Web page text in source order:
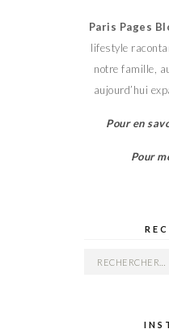
Paris Pages
lifestyle
notre famille,
aujourd’hui
Pour en
Pour
Rechercher :